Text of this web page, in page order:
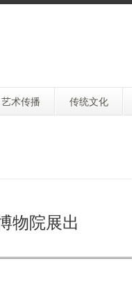
艺术传播 传统文化
物院展出